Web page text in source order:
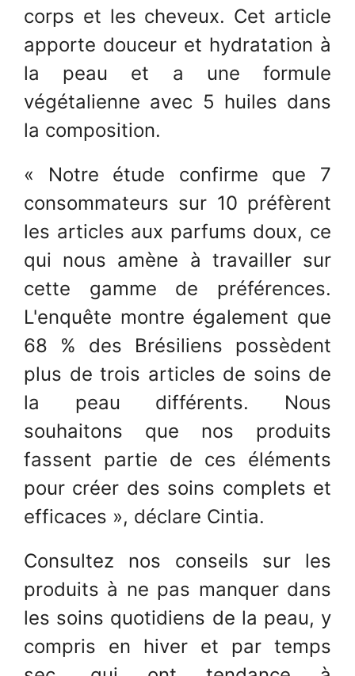
corps et les cheveux. Cet article
apporte douceur et hydratation à
la peau et a une formule
végétalienne avec 5 huiles dans
la composition.
« Notre étude confirme que 7
consommateurs sur 10 préfèrent
les articles aux parfums doux, ce
qui nous amène à travailler sur
cette gamme de préférences.
L'enquête montre également que
68 % des Brésiliens possèdent
plus de trois articles de soins de
la peau différents. Nous
souhaitons que nos produits
fassent partie de ces éléments
pour créer des soins complets et
efficaces », déclare Cintia.
Consultez nos conseils sur les
produits à ne pas manquer dans
les soins quotidiens de la peau, y
compris en hiver et par temps